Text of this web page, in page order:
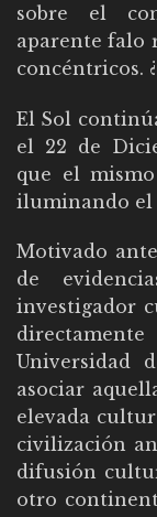
sobre el
aparente falo
concéntricos.
El Sol
el 22 de
que el
iluminando el
Motivado
de
investigador
Universidad
asociar
elevada
civilización
difusión
otro